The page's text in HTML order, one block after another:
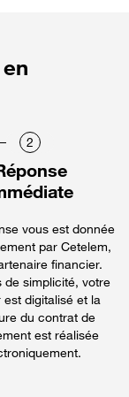
2
vous est donnée
par Cetelem,
financier.
de simplicité, votre
est digitalisé et la
du contrat de
est réalisée